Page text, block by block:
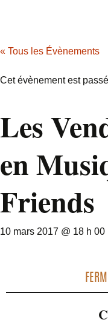
« Tous les Évènements
Cet évènement est
Les
en
Friends
10 mars 2017 @ 18 h 00